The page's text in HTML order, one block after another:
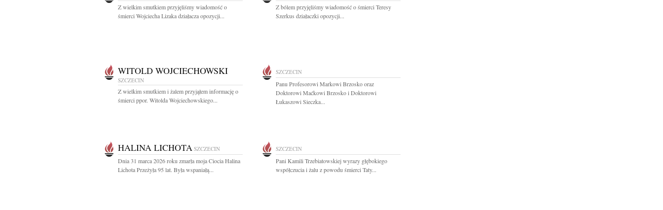
Z wielkim smutkiem przyjęliśmy wiadomość o
śmierci Wojciecha Lizaka działacza opozycji...
Z bólem przyjęliśmy wiadomość o śmierci Teresy
Szerkus działaczki opozycji...
WITOLD WOJCIECHOWSKI
SZCZECIN
Z wielkim smutkiem i żalem przyjąłem informację o
śmierci ppor. Witolda Wojciechowskiego...
SZCZECIN
Panu Profesorowi Markowi Brzosko oraz
Doktorowi Maćkowi Brzosko i Doktorowi
Łukaszowi Sieczka...
HALINA LICHOTA SZCZECIN
Dnia 31 marca 2026 roku zmarła moja Ciocia Halina
Lichota Przeżyła 95 lat. Była wspaniałą...
SZCZECIN
Pani Kamili Trzebiatowskiej wyrazy głębokiego
współczucia i żalu z powodu śmierci Taty...